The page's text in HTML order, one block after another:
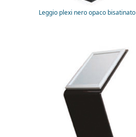
Leggio plexi nero opaco bisatinato